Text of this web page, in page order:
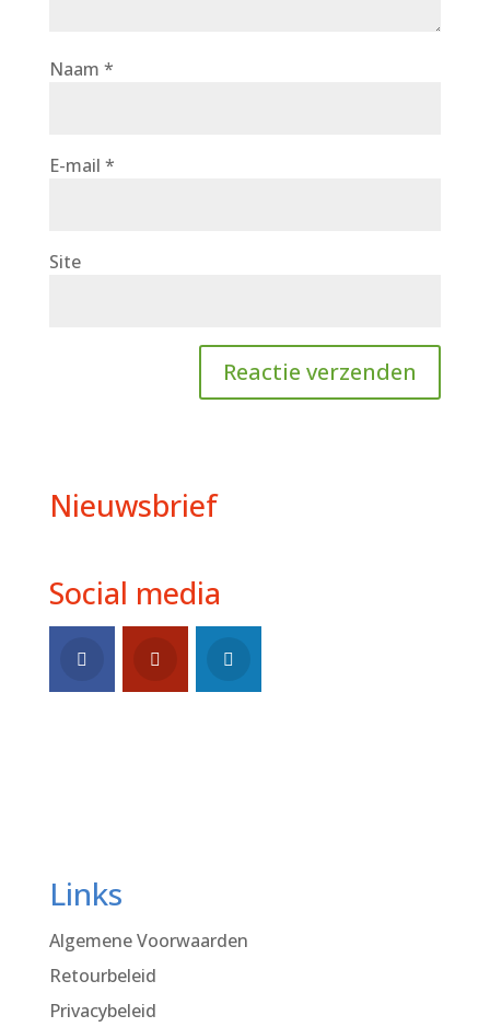
Naam *
E-mail *
Site
Nieuwsbrief
Social media
Links
Algemene Voorwaarden
Retourbeleid
Privacybeleid